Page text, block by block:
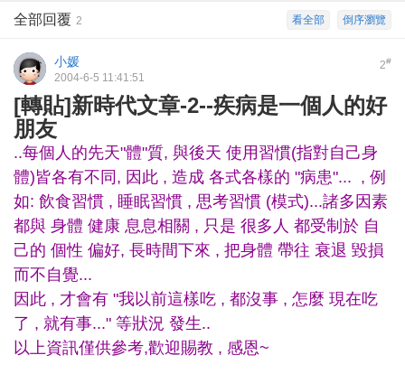
倒序瀏覽
看全部
全部回覆 2
2#
小媛
2004-6-5 11:41:51
[轉貼]新時代文章-2--疾病是一個人的好
朋友
..每個人的先天"體"質, 與後天 使用習慣(指對自己身
體)皆各有不同, 因此 , 造成 各式各樣的 "病患"... , 例
如: 飲食習慣 , 睡眠習慣 , 思考習慣 (模式)...諸多因素
都與 身體 健康 息息相關 , 只是 很多人 都受制於 自
己的 個性 偏好, 長時間下來 , 把身體 帶往 衰退 毀損
而不自覺...
因此 , 才會有 "我以前這樣吃 , 都沒事 , 怎麼 現在吃
了 , 就有事..." 等狀況 發生..
以上資訊僅供參考,歡迎賜教 , 感恩~